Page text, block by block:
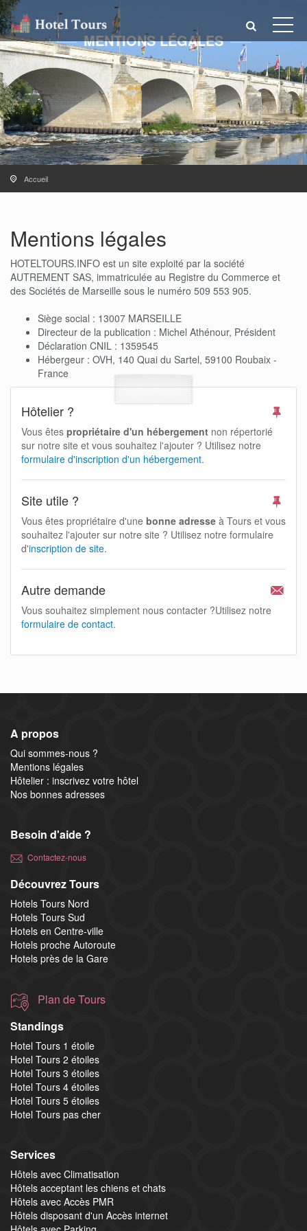
MENTIONS LÉGALES
Accueil
Mentions légales
HOTELTOURS.INFO est un site exploité par la société
AUTREMENT SAS, immatriculée au Registre du Commerce et
des Sociétés de Marseille sous le numéro 509 553 905.
Siège social : 13007 MARSEILLE
Directeur de la publication : Michel Athénour, Président
Déclaration CNIL : 1359545
Hébergeur : OVH, 140 Quai du Sartel, 59100 Roubaix -
France
Hôtelier ?
Vous êtes propriétaire d'un hébergement non répertorié
sur notre site et vous souhaitez l'ajouter ? Utilisez notre
formulaire d'inscription d'un hébergement.
Site utile ?
Vous êtes propriétaire d'une bonne adresse à Tours et vous
souhaitez l'ajouter sur notre site ? Utilisez notre formulaire
d'inscription de site.
Autre demande
Vous souhaitez simplement nous contacter ?Utilisez notre
formulaire de contact.
A propos
Qui sommes-nous ?
Mentions légales
Hôtelier : inscrivez votre hôtel
Nos bonnes adresses
Besoin d'aide ?
Contactez-nous
Découvrez Tours
Hotels Tours Nord
Hotels Tours Sud
Hotels en Centre-ville
Hotels proche Autoroute
Hotels près de la Gare
Plan de Tours
Standings
Hotel Tours 1 étoile
Hotel Tours 2 étoiles
Hotel Tours 3 étoiles
Hotel Tours 4 étoiles
Hotel Tours 5 étoiles
Hotel Tours pas cher
Services
Hôtels avec Climatisation
Hôtels acceptant les chiens et chats
Hôtels avec Accès PMR
Hôtels disposant d'un Accès internet